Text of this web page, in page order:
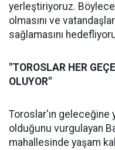
yerleştiriyoruz. Böylece
olmasını ve
sağlamasını
"TOROSLAR HER
OLUYOR"
Toroslar'ın geleceğine
olduğunu vurgulayan
mahallesinde yaşam